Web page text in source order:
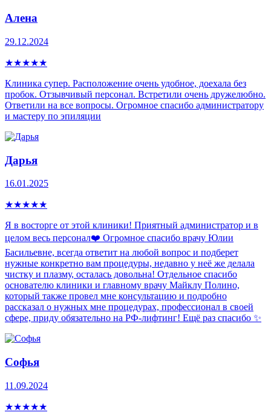
Алена
29.12.2024
★★★★★
Клиника супер. Расположение очень удобное, доехала без
пробок. Отзывчивый персонал. Встретили очень дружелюбно.
Ответили на все вопросы. Огромное спасибо администратору
и мастеру по эпиляции
Дарья
16.01.2025
★★★★★
Я в восторге от этой клиники! Приятный администратор и в
целом весь персонал❤️ Огромное спасибо врачу Юлии
Басильевне, всегда ответит на любой вопрос и подберет
нужные конкретно вам процедуры, недавно у неё же делала
чистку и плазму, осталась довольна! Отдельное спасибо
основателю клиники и главному врачу Майклу Полино,
который также провел мне консультацию и подробно
рассказал о нужных мне процедурах, профессионал в своей
сфере, приду обязательно на РФ-лифтинг! Ещё раз спасибо ✨
Софья
11.09.2024
★★★★★